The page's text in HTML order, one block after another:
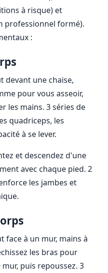
à risque) et
professionnel formé).
:
devant une chaise,
pour vous asseoir,
les mains. 3 séries de
quadriceps, les
à se lever.
et descendez d'une
avec chaque pied. 2
les jambes et
face à un mur, mains à
les bras pour
puis repoussez. 3